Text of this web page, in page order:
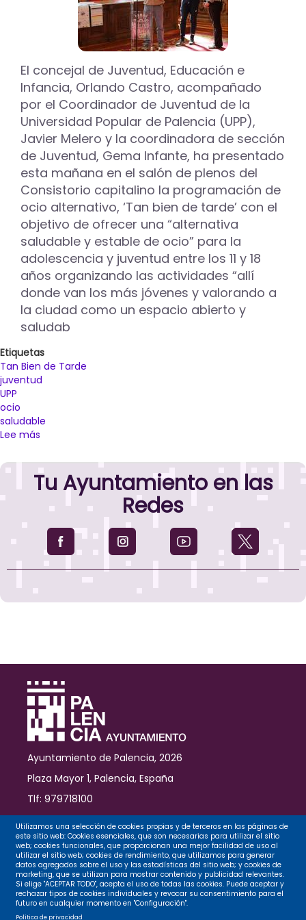
El concejal de Juventud, Educación e
Infancia, Orlando Castro, acompañado
por el Coordinador de Juventud de la
Universidad Popular de Palencia (UPP),
Javier Melero y la coordinadora de sección
de Juventud, Gema Infante, ha presentado
esta mañana en el salón de plenos del
Consistorio capitalino la programación de
ocio alternativo, ‘Tan bien de tarde’ con el
objetivo de ofrecer una “alternativa
saludable y estable de ocio” para la
adolescencia y juventud entre los 11 y 18
años organizando las actividades “allí
donde van los más jóvenes y valorando a
la ciudad como un espacio abierto y
saludab
Etiquetas
Tan Bien de Tarde
juventud
UPP
ocio
saludable
Lee más
a
Palencia
una
del
‘Tan
bien
de
como
saludable
para
los
jóvenes
de
entre
y
18
Tu Ayuntamiento en las
Redes
Ayuntamiento de Palencia, 2026
Plaza Mayor 1, Palencia, España
Tlf: 979718100
Contacto
Legal
Privacidad
Utilizamos una selección de cookies propias y de terceros en las páginas de
este sitio web: Cookies esenciales, que son necesarias para utilizar el sitio
web; cookies funcionales, que proporcionan una mejor facilidad de uso al
utilizar el sitio web; cookies de rendimiento, que utilizamos para generar
datos agregados sobre el uso y las estadísticas del sitio web; y cookies de
marketing, que se utilizan para mostrar contenido y publicidad relevantes.
Si elige "ACEPTAR TODO", acepta el uso de todas las cookies. Puede aceptar y
rechazar tipos de cookies individuales y revocar su consentimiento para el
futuro en cualquier momento en "Configuración".
Política de privacidad